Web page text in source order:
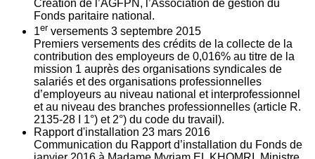
Création de l’AGFPN, l’Association de gestion du
Fonds paritaire national.
1er versements 3 septembre 2015
Premiers versements des crédits de la collecte de la
contribution des employeurs de 0,016% au titre de la
mission 1 auprès des organisations syndicales de
salariés et des organisations professionnelles
d’employeurs au niveau national et interprofessionnel
et au niveau des branches professionnelles (article R.
2135‐28 I 1°) et 2°) du code du travail).
Rapport d'installation 23 mars 2016
Communication du Rapport d’installation du Fonds de